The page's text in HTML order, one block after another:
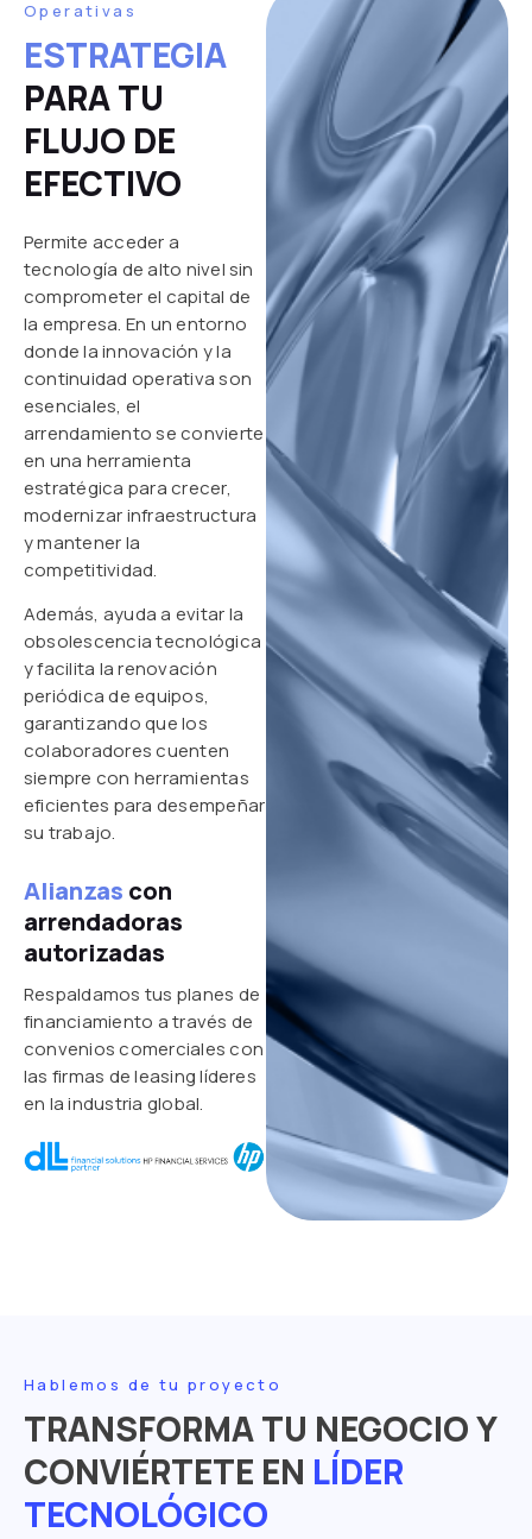
Operativas
ESTRATEGIA
PARA TU
FLUJO DE
EFECTIVO
Permite acceder a
tecnología de alto nivel sin
comprometer el capital de
la empresa. En un entorno
donde la innovación y la
continuidad operativa son
esenciales, el
arrendamiento se convierte
en una herramienta
estratégica para crecer,
modernizar infraestructura
y mantener la
competitividad.
Además, ayuda a evitar la
obsolescencia tecnológica
y facilita la renovación
periódica de equipos,
garantizando que los
colaboradores cuenten
siempre con herramientas
eficientes para desempeñar
su trabajo.
Alianzas con
arrendadoras
autorizadas
Respaldamos tus planes de
financiamiento a través de
convenios comerciales con
las firmas de leasing líderes
en la industria global.
Hablemos de tu proyecto
TRANSFORMA TU NEGOCIO Y
CONVIÉRTETE EN LÍDER
TECNOLÓGICO